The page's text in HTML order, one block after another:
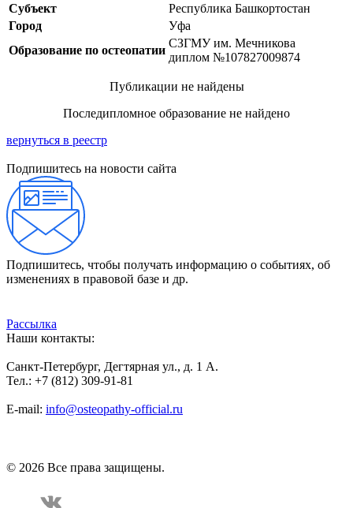
Субъект
Республика Башкортостан
Город
Уфа
Образование по остеопатии
СЗГМУ им. Мечникова
диплом №107827009874
Публикации не найдены
Последипломное образование не найдено
вернуться в реестр
Подпишитесь на новости сайта
Подпишитесь, чтобы получать информацию о событиях, об
изменениях в правовой базе и др.
Рассылка
Наши контакты:
Санкт-Петербург, Дегтярная ул., д. 1 А.
Тел.: +7 (812) 309-91-81
E-mail: info@osteopathy-official.ru
© 2026 Все права защищены.